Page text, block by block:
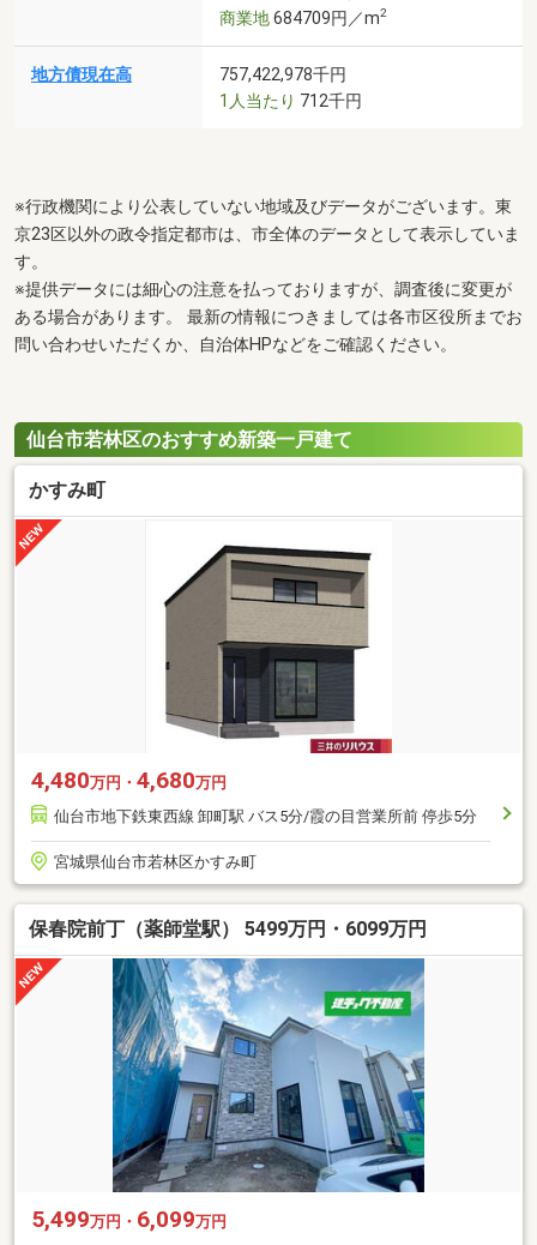
商業地684709円／m2
地方債現在高
757,422,978千円
1人当たり 712千円
※行政機関により公表していない地域及びデータがございます。東
京23区以外の政令指定都市は、市全体のデータとして表示していま
す。
※提供データには細心の注意を払っておりますが、調査後に変更が
ある場合があります。 最新の情報につきましては各市区役所までお
問い合わせいただくか、自治体HPなどをご確認ください。
仙台市若林区のおすすめ新築一戸建て
かすみ町
4,480万円・ 4,680万円
仙台市地下鉄東西線 卸町駅 バス5分/霞の目営業所前 停歩5分
宮城県仙台市若林区かすみ町
保春院前丁（薬師堂駅） 5499万円・6099万円
5,499万円・ 6,099万円